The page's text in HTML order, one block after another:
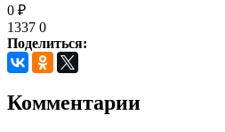
0 ₽
1337 0
Поделиться:
Комментарии